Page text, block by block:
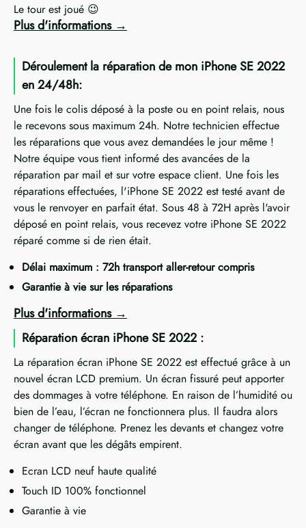
Le tour est joué 😉
Plus d'informations
Déroulement la réparation de mon iPhone SE 2022
en 24/48h:
Une fois le colis déposé à la poste ou en point relais, nous
le recevons sous maximum 24h. Notre technicien effectue
les réparations que vous avez demandées le jour même !
Notre équipe vous tient informé des avancées de la
réparation par mail et sur votre espace client. Une fois les
réparations effectuées, l'iPhone SE 2022 est testé avant de
vous le renvoyer en parfait état. Sous 48 à 72H après l'avoir
déposé en point relais, vous recevez votre iPhone SE 2022
réparé comme si de rien était.
Délai maximum : 72h transport aller-retour compris
Garantie à vie sur les réparations
Plus d'informations
Réparation écran iPhone SE 2022 :
La réparation écran iPhone SE 2022 est effectué grâce à un
nouvel écran LCD premium. Un écran fissuré peut apporter
des dommages à votre téléphone. En raison de l’humidité ou
bien de l’eau, l’écran ne fonctionnera plus. Il faudra alors
changer de téléphone. Prenez les devants et changez votre
écran avant que les dégâts empirent.
Ecran LCD neuf haute qualité
Touch ID 100% fonctionnel
Garantie à vie